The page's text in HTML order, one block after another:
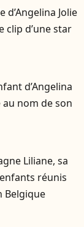
d’Angelina Jolie
clip d’une star
d’Angelina
au nom de son
Liliane, sa
réunis
Belgique